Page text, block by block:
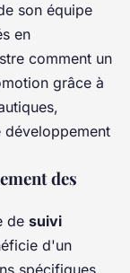
son équipe
en
comment un
grâce à
des
de suivi
d'un